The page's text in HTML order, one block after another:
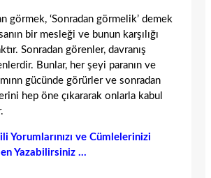
görmek, ‘Sonradan görmelik’ demek
bir mesleği ve bunun karşılığı
Sonradan görenler, davranış
Bunlar, her şeyi paranın ve
gücünde görürler ve sonradan
hep öne çıkararak onlarla kabul
Yorumlarınızı ve Cümlelerinizi
Yazabilirsiniz …